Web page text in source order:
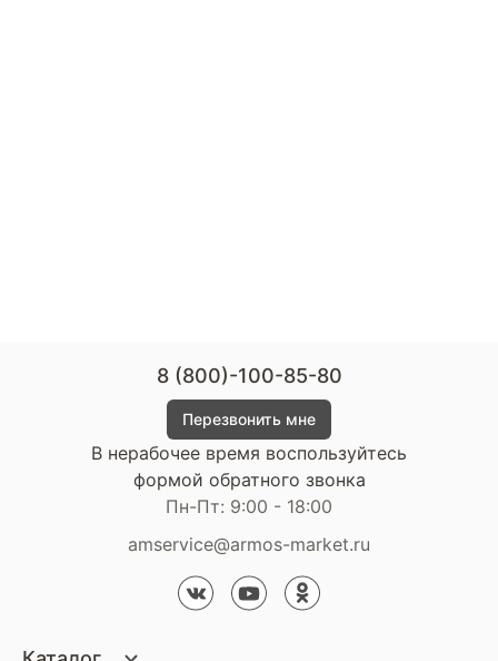
8 (800)-100-85-80
Перезвонить мне
В нерабочее время воспользуйтесь
формой обратного звонка
Пн-Пт: 9:00 - 18:00
amservice@armos-market.ru